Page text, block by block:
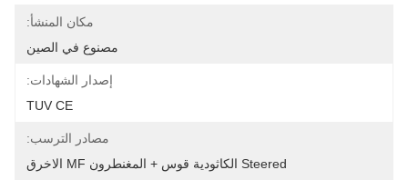
مكان المنشأ:
مصنوع في الصين
إصدار الشهادات:
TUV CE
مصادر الترسب:
Steered الكاثودية قوس + المغنطرون MF الاخرق